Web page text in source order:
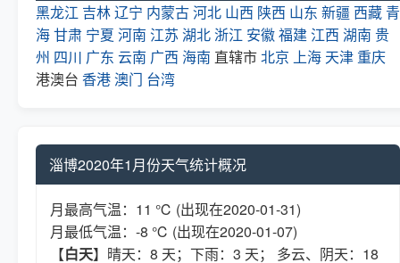
黑龙江 吉林辽宁 内蒙古河北 山西 陕西 山东 新疆 西藏 青
海甘肃 宁夏 河南 江苏 湖北 浙江 安徽福建 江西 湖南 贵
州 四川 广东 云南 广西 海南 直辖市北京 上海 天津 重庆
港澳台 香港澳门 台湾
淄博2020年1月份天气统计概况
月最高气温：11 ℃ (出现在2020-01-31)
月最低气温：-8 ℃ (出现在2020-01-07)
【白天】晴天：8 天；下雨：3 天； 多云、阴天：18